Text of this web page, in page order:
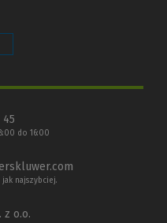
do 16:00
najszybciej.
o.o.